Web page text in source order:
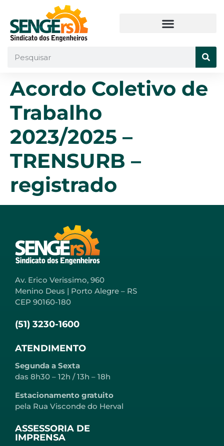
Acordo Coletivo de
Trabalho
2023/2025 –
TRENSURB –
registrado
Av. Erico Verissimo, 960
Menino Deus | Porto Alegre – RS
CEP 90160-180
(51) 3230-1600
ATENDIMENTO
Segunda a Sexta
das 8h30 – 12h / 13h – 18h
Estacionamento gratuito
pela Rua Visconde do Herval
ASSESSORIA DE
IMPRENSA